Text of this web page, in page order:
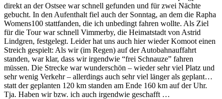
direkt an der Ostsee war schnell gefunden und für zwei Nächte
gebucht. In den Aufenthalt fiel auch der Sonntag, an dem die Rapha
Womens100 stattfanden, die ich unbedingt fahren wollte. Als Ziel
für die Tour war schnell Vimmerby, die Heimatstadt von Astrid
Lindgren, festgelegt. Leider hat uns auch hier wieder Komoot einen
Streich gespielt: Als wir (im Regen) auf der Autobahnauffahrt
standen, war klar, dass wir irgendwie “frei Schnauze” fahren
müssen. Die Strecke war wunderschön – wieder sehr viel Platz und
sehr wenig Verkehr – allerdings auch sehr viel länger als geplant…
statt der geplanten 120 km standen am Ende 160 km auf der Uhr.
Tja. Haben wir bzw. ich auch irgendwie geschafft …